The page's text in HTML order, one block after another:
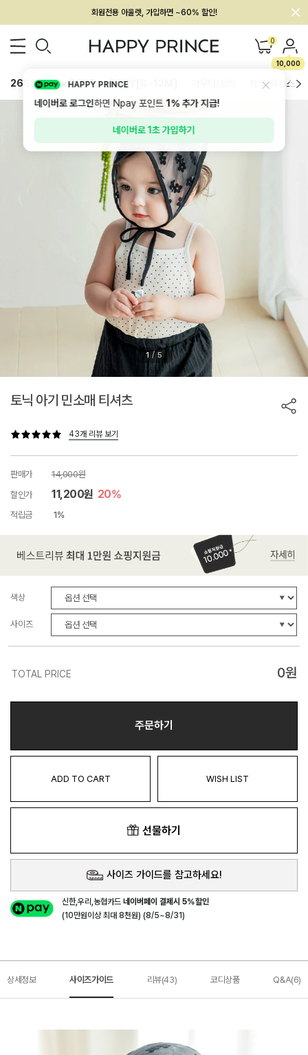
회원전용 아울렛, 가입하면 ~60% 할인!
멤버십 최대 28,000원 혜택 0
10,000
26SS 신상 BEST BABY[6~12M] 하의/레깅스
1 / 5
토닉 아기 민소매 티셔츠
43개 리뷰 보기
판매가
14,000원
할인가
11,200원 20%
적립금 1%
색상
사이즈
TOTAL PRICE 0원
주문하기
ADD TO CART WISH LIST
선물하기
사이즈 가이드를 참고하세요!
신한,우리,농협카드네이버페이 결제시 5%할인
(10만원이상 최대 8천원) (8/5~8/31)
상세정보 사이즈가이드 리뷰(43) 코디상품 Q&A(6)
HAPPY PRINCE
네이버로 로그인하면 Npay 포인트1%추가 지급!
네이버로 1초 가입하기